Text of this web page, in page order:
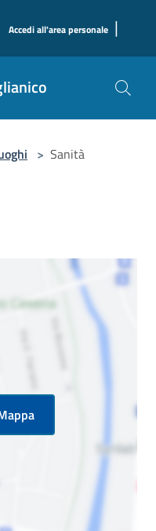
Accedi all'area personale |
> Sanità